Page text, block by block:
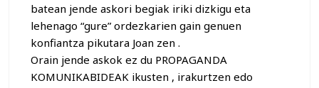
batean jende askori begiak iriki dizkigu eta
lehenago “gure” ordezkarien gain genuen
konfiantza pikutara Joan zen .
Orain jende askok ez du PROPAGANDA
KOMUNIKABIDEAK ikusten , irakurtzen edo